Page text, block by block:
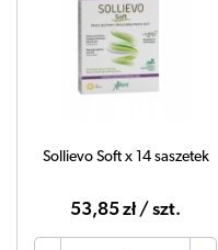
Sollievo Soft x 14 saszetek
53,85 zł / szt.